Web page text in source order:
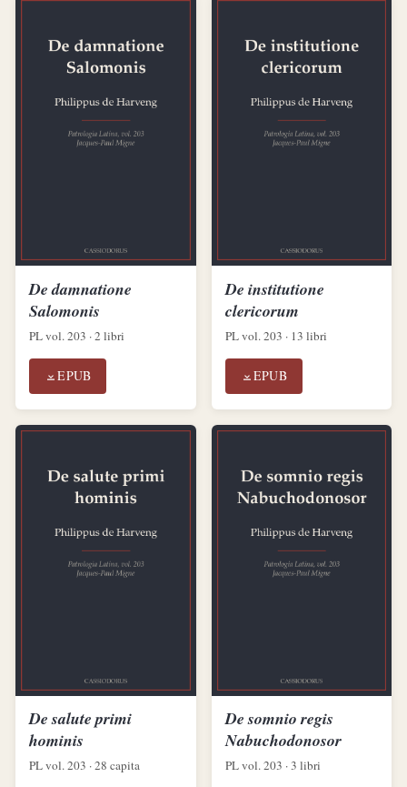
De damnatione
Salomonis
PL vol. 203 · 2 libri
EPUB
De institutione
clericorum
PL vol. 203 · 13 libri
EPUB
De salute primi
hominis
PL vol. 203 · 28 capita
De somnio regis
Nabuchodonosor
PL vol. 203 · 3 libri